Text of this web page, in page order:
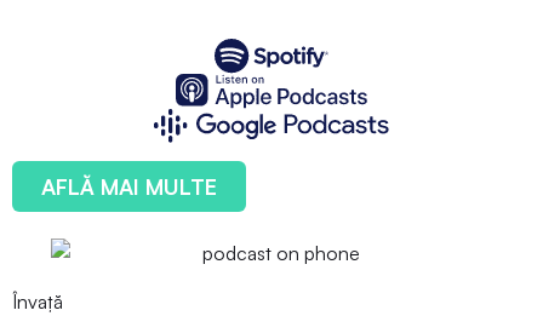
AFLĂ MAI MULTE
Învață